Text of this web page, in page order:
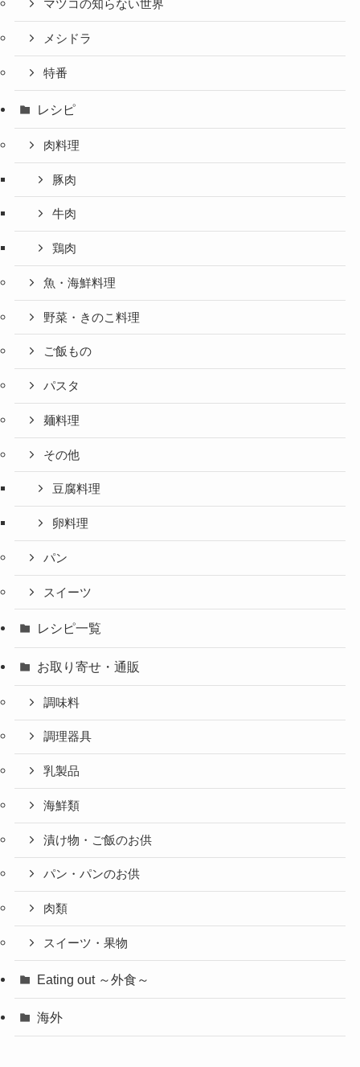
マツコの知らない世界
メシドラ
特番
レシピ
肉料理
豚肉
牛肉
鶏肉
魚・海鮮料理
野菜・きのこ料理
ご飯もの
パスタ
麺料理
その他
豆腐料理
卵料理
パン
スイーツ
レシピ一覧
お取り寄せ・通販
調味料
調理器具
乳製品
海鮮類
漬け物・ご飯のお供
パン・パンのお供
肉類
スイーツ・果物
Eating out ～外食～
海外